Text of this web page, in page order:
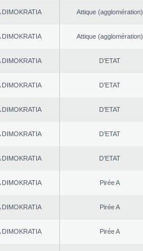
DΙMOKRATIA Αttique (agglomération)
DΙMOKRATIA Αttique (agglomération)
DΙMOKRATIA D’ETAT
DΙMOKRATIA D’ETAT
DΙMOKRATIA D’ETAT
DΙMOKRATIA D’ETAT
DΙMOKRATIA D’ETAT
DΙMOKRATIA Pirée A
DΙMOKRATIA Pirée A
DΙMOKRATIA Pirée A